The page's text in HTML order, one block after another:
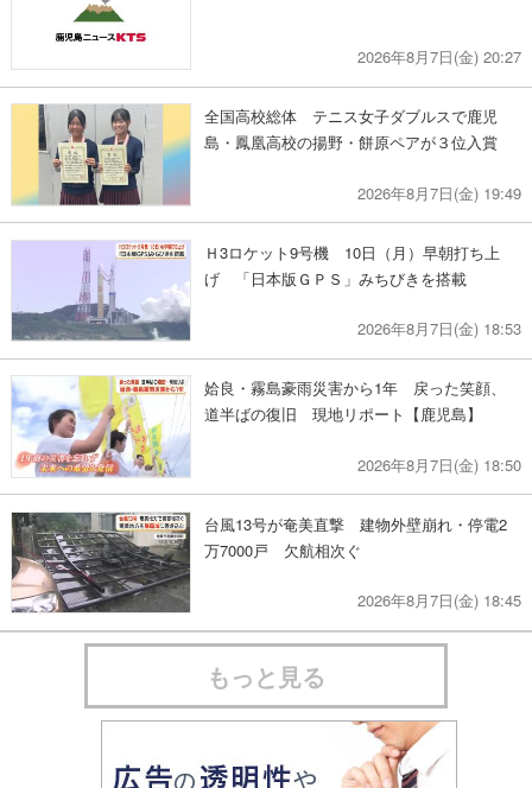
2026年8月7日(金) 20:27
全国高校総体 テニス女子ダブルスで鹿児
島・鳳凰高校の揚野・餅原ペアが３位入賞
2026年8月7日(金) 19:49
Ｈ3ロケット9号機 10日（月）早朝打ち上
げ 「日本版ＧＰＳ」みちびきを搭載
2026年8月7日(金) 18:53
姶良・霧島豪雨災害から1年 戻った笑顔、
道半ばの復旧 現地リポート【鹿児島】
2026年8月7日(金) 18:50
台風13号が奄美直撃 建物外壁崩れ・停電2
万7000戸 欠航相次ぐ
2026年8月7日(金) 18:45
もっと見る